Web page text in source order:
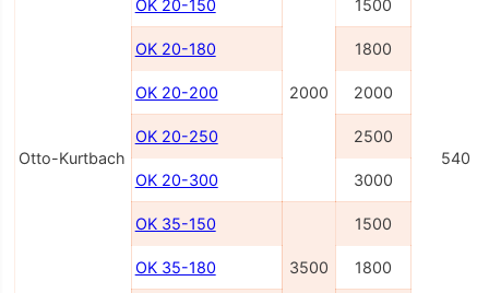
Otto-Kurtbach
OK 20-150
2000
1500
540
OK 20-180 1800
OK 20-200 2000
OK 20-250 2500
OK 20-300 3000
OK 35-150
3500
1500
OK 35-180 1800